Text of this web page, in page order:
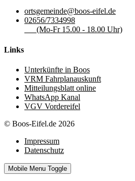
ortsgemeinde@boos-eifel.de
02656/7334998
(Mo-Fr 15.00 - 18.00 Uhr)
Links
Unterkünfte in Boos
VRM Fahrplanauskunft
Mitteilungsblatt online
WhatsApp Kanal
VGV Vordereifel
© Boos-Eifel.de 2026
Impressum
Datenschutz
Mobile Menu Toggle